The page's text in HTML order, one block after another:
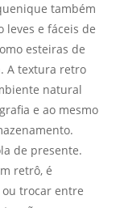
também
leves e fáceis de
esteiras de
A textura retro
natural
e ao mesmo
de presente.
retrô, é
trocar entre